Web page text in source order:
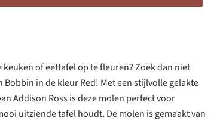
of eettafel op te fleuren? Zoek dan niet
in de kleur Red! Met een stijlvolle gelakte
Addison Ross is deze molen perfect voor
uitziende tafel houdt. De molen is gemaakt van